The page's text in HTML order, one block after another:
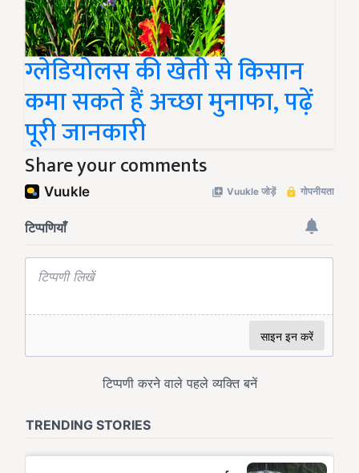
ग्लेडियोलस की खेती से किसान
कमा सकते हैं अच्छा मुनाफा, पढ़ें
पूरी जानकारी
Share your comments